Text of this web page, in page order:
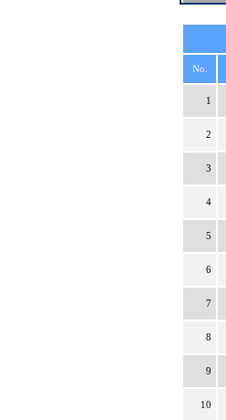
No.
1
2
3
4
5
6
7
8
9
10